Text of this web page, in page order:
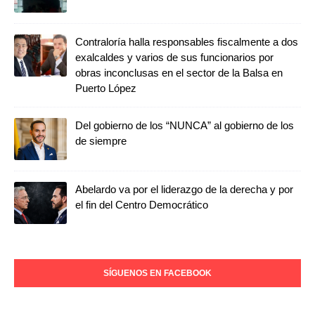
Contraloría halla responsables fiscalmente a dos
exalcaldes y varios de sus funcionarios por
obras inconclusas en el sector de la Balsa en
Puerto López
Del gobierno de los “NUNCA” al gobierno de los
de siempre
Abelardo va por el liderazgo de la derecha y por
el fin del Centro Democrático
SÍGUENOS EN FACEBOOK